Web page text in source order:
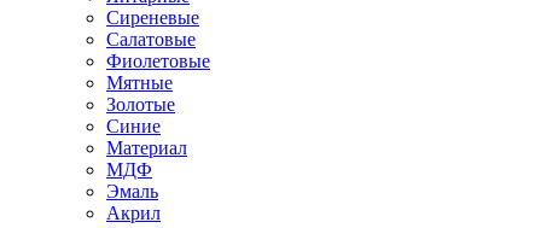
Сиреневые
Салатовые
Фиолетовые
Мятные
Золотые
Синие
Материал
МДФ
Эмаль
Акрил